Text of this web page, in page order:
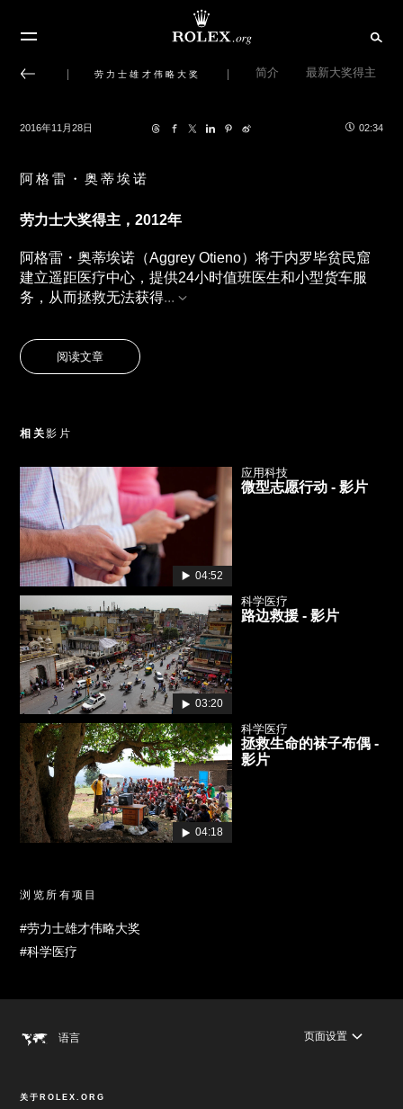
劳力士雄才伟略大奖 简介 最新大奖得主
2016年11月28日 02:34
阿格雷・奥蒂埃诺
劳力士大奖得主，2012年
阿格雷 ・奥蒂埃诺（Aggrey Otieno）将于内罗毕贫民窟
建立遥距医疗中心，提供24小时值班医生和小型货车服
务，从而拯救无法获得...
阅读文章
相关影片
04:52
应用科技
微型志愿行动 - 影片
03:20
科学医疗
路边救援 - 影片
04:18
科学医疗
拯救生命的袜子布偶 -
影片
浏览所有项目
#劳力士雄才伟略大奖
#科学医疗
语言 页面设置
关于ROLEX.ORG